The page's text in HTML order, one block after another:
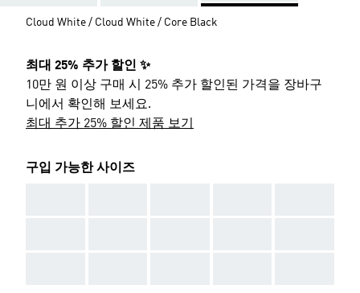
Cloud White / Cloud White / Core Black
최대 25% 추가 할인 ✨
10만 원 이상 구매 시 25% 추가 할인된 가격을 장바구
니에서 확인해 보세요.
최대 추가 25% 할인 제품 보기
구입 가능한 사이즈